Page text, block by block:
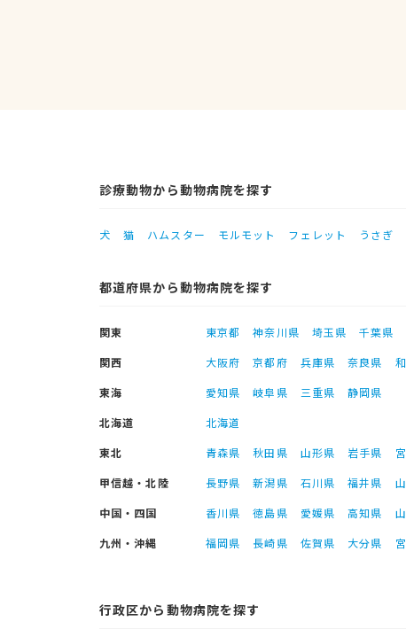
診療動物から動物病院を探す
犬 猫 ハムスター モルモット フェレット うさぎ
都道府県から動物病院を探す
関東 東京都 神奈川県 埼玉県 千葉県
関西
大阪府 京都府 兵庫県 奈良県
東海
愛知県 岐阜県 三重県
静岡県
北海道
北海道
東北
青森県 秋田県 山形県 岩手県
甲信越・北陸
長野県 新潟県 石川県 福井県
中国・四国
香川県 徳島県 愛媛県 高知県
九州・沖縄
福岡県 長崎県 佐賀県 大分県
行政区から動物病院を探す